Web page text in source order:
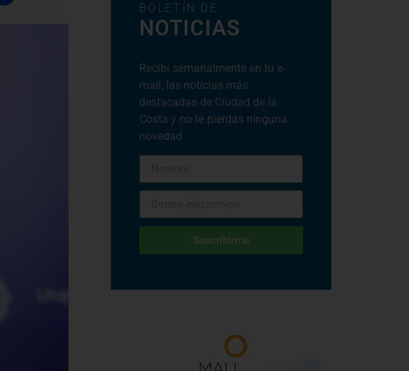
BOLETÍN DE
NOTICIAS
Recibí semanalmente en tu e-
mail, las noticias más
destacadas de Ciudad de la
Costa y no te pierdas ninguna
novedad
Suscribirme